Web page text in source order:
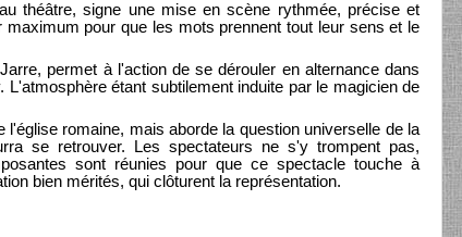
théâtre, signe une mise en scène rythmée, précise et
pour que les mots prennent tout leur sens et le
permet à l'action de se dérouler en alternance dans
étant subtilement induite par le magicien de
romaine, mais aborde la question universelle de la
se retrouver. Les spectateurs ne s'y trompent pas,
sont réunies pour que ce spectacle touche à
bien mérités, qui clôturent la représentation.